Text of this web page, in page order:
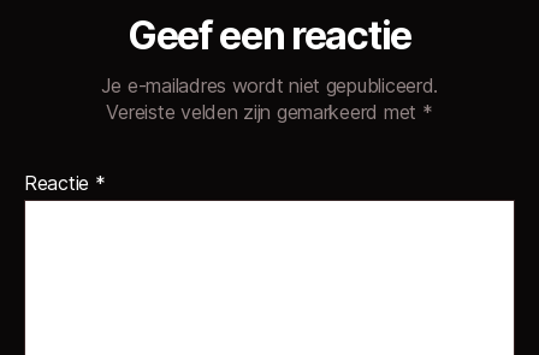
Geef een reactie
Je e-mailadres wordt niet gepubliceerd.
Vereiste velden zijn gemarkeerd met *
Reactie *